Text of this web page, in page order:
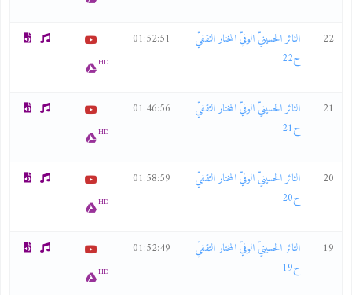
22
الثائر الحسينيّ الوفيّ المختار الثقفيّ
ح22
01:52:51
HD
21
الثائر الحسينيّ الوفيّ المختار الثقفيّ
ح21
01:46:56
HD
20
الثائر الحسينيّ الوفيّ المختار الثقفيّ
ح20
01:58:59
HD
19
الثائر الحسينيّ الوفيّ المختار الثقفيّ
ح19
01:52:49
HD